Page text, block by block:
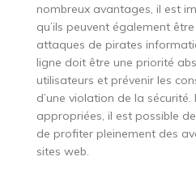
nombreux avantages, il est
qu’ils peuvent également
attaques de pirates
ligne doit être une priorité
utilisateurs et prévenir les
d’une violation de la
appropriées, il est possible
de profiter pleinement des
sites web.